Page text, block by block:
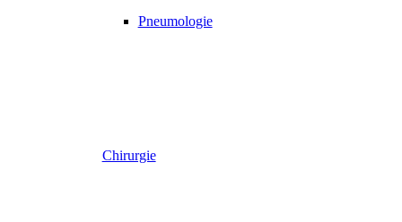
Pneumologie
Chirurgie